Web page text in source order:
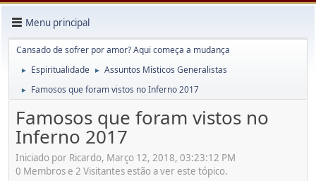
Menu principal
Cansado de sofrer por amor? Aqui começa a mudança
► Espiritualidade ► Assuntos Místicos Generalistas
► Famosos que foram vistos no Inferno 2017
Famosos que foram vistos no
Inferno 2017
Iniciado por Ricardo, Março 12, 2018, 03:23:12 PM
0 Membros e 2 Visitantes estão a ver este tópico.